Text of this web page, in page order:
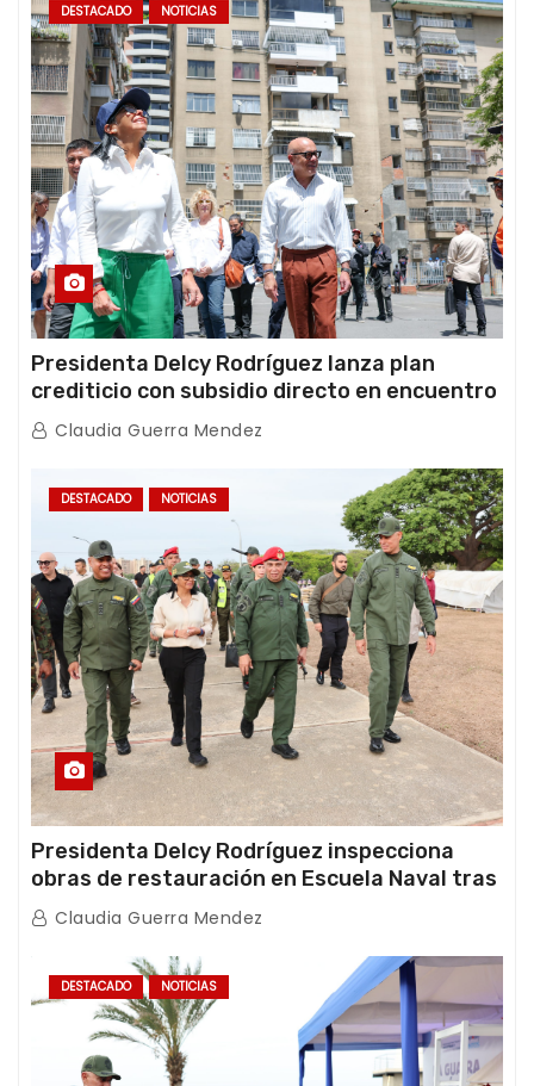
DESTACADO NOTICIAS
Presidenta Delcy Rodríguez lanza plan
crediticio con subsidio directo en encuentro
con Juntas de Condominio
Claudia Guerra Mendez
DESTACADO NOTICIAS
Presidenta Delcy Rodríguez inspecciona
obras de restauración en Escuela Naval tras
afectaciones sísmicas en La Guaira
Claudia Guerra Mendez
DESTACADO NOTICIAS